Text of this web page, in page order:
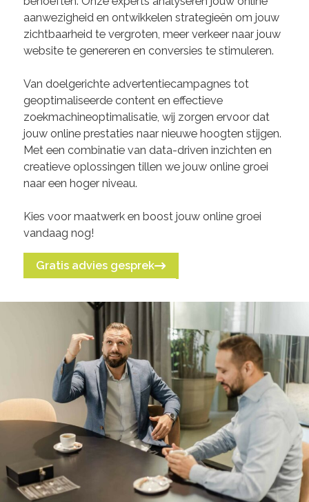
aanwezigheid en ontwikkelen strategieën om jouw
zichtbaarheid te vergroten, meer verkeer naar jouw
website te genereren en conversies te stimuleren.
Van doelgerichte advertentiecampagnes tot
geoptimaliseerde content en effectieve
zoekmachineoptimalisatie, wij zorgen ervoor dat
jouw online prestaties naar nieuwe hoogten stijgen.
Met een combinatie van data-driven inzichten en
creatieve oplossingen tillen we jouw online groei
naar een hoger niveau.
Kies voor maatwerk en boost jouw online groei
vandaag nog!
Gratis advies gesprek